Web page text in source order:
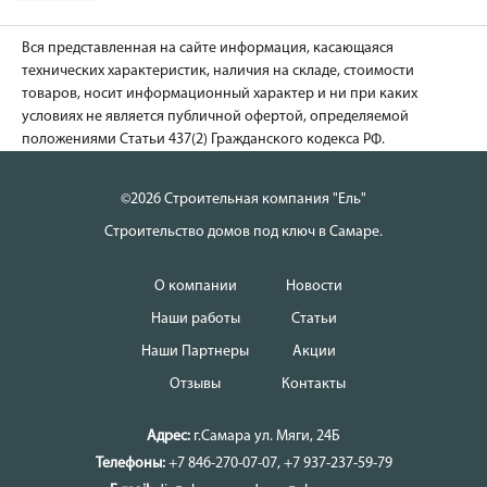
Вся представленная на сайте информация, касающаяся
технических характеристик, наличия на складе, стоимости
товаров, носит информационный характер и ни при каких
условиях не является публичной офертой, определяемой
положениями Статьи 437(2) Гражданского кодекса РФ.
©2026 Строительная компания "Ель"
Строительство домов под ключ в Самаре.
О компании
Наши работы
Наши Партнеры
Отзывы
Новости
Статьи
Акции
Контакты
Адрес: г.Самара ул. Мяги, 24Б
Телефоны: +7 846-270-07-07, +7 937-237-59-79